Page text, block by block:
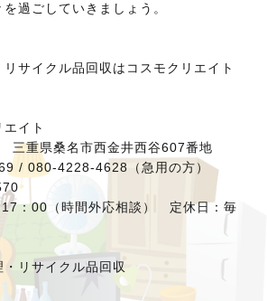
過ごしていきましょう。
サイクル品回収はコスモクリエイト
イト
重県桑名市西金井西谷607番地
/ 080-4228-4628（急用の方）
：00（時間外応相談） 定休日：毎
リサイクル品回収